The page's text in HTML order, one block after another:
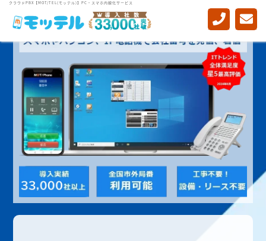
クラウドPBX【MOT/TEL(モッテル)】PC・スマホ内線化サービス